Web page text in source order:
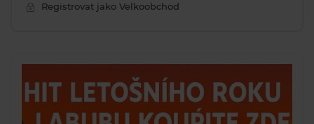
Registrovat jako Velkoobchod